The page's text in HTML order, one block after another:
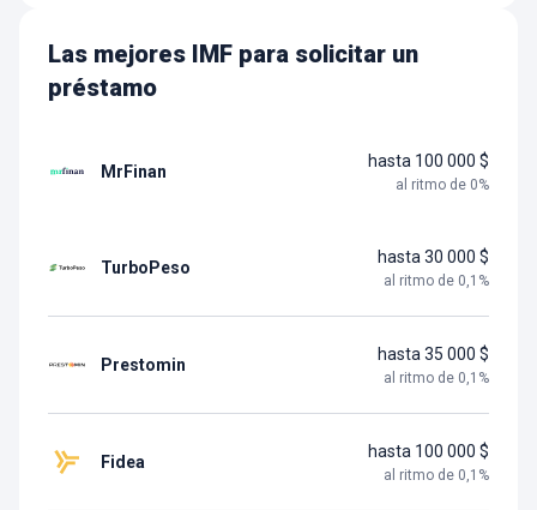
Las mejores IMF para solicitar un
préstamo
MrFinan
hasta 100 000 $
al ritmo de 0%
TurboPeso
hasta 30 000 $
al ritmo de 0,1 %
Prestomin
hasta 35 000 $
al ritmo de 0,1 %
Fidea
hasta 100 000 $
al ritmo de 0,1 %